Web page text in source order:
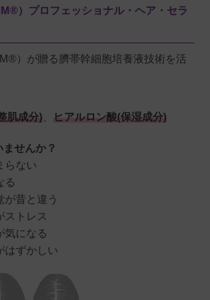
）プロフェッショナル・ヘア・セラ
）が贈る臍帯幹細胞培養液技術を活
肌成分)
ヒアルロン酸(保湿成分)
せんか？
らない
る
昔と違う
トレス
気になる
はずかしい